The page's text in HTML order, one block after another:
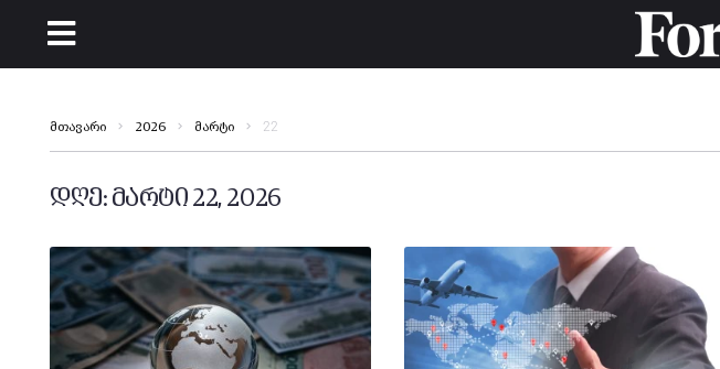
მთავარი 2026 მარტი 22
დღე: მარტი 22, 2026